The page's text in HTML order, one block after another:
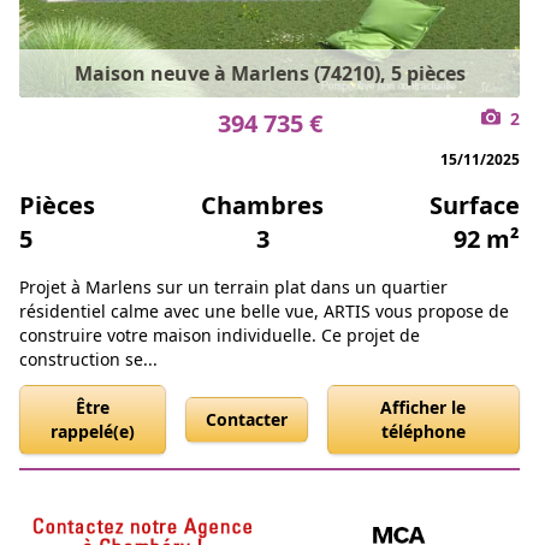
Maison neuve à Marlens (74210), 5 pièces
394 735 € 2
15/11/2025
Pièces
5
Chambres
3
Surface
92 m²
Projet à Marlens sur un terrain plat dans un quartier
résidentiel calme avec une belle vue, ARTIS vous propose de
construire votre maison individuelle. Ce projet de
construction se...
Être
rappelé(e)
Contacter
Afficher le
téléphone